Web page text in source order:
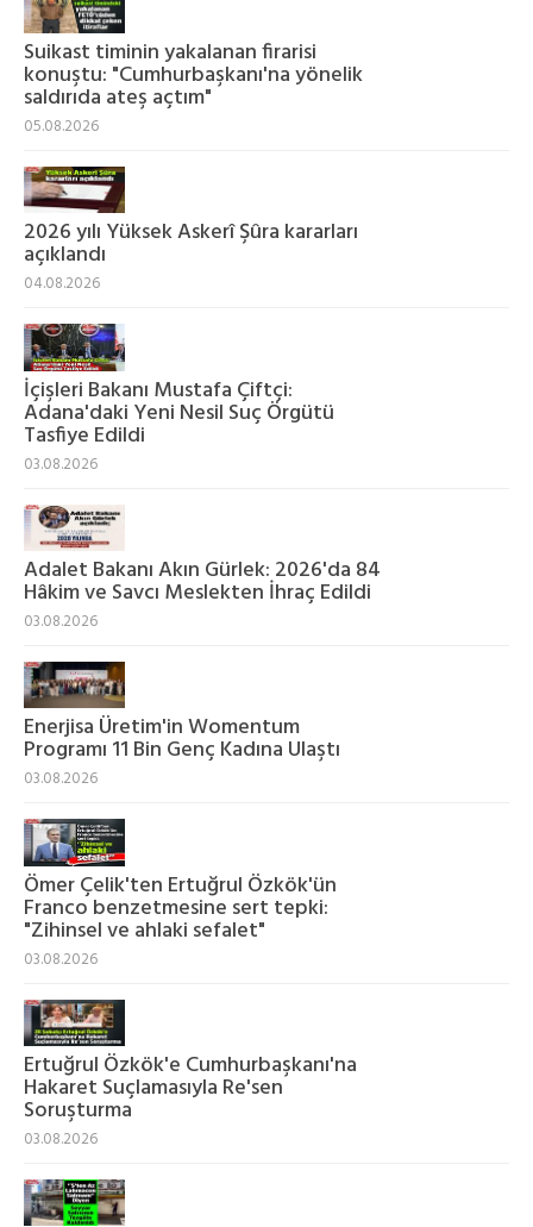
Suikast timinin yakalanan firarisi
konuştu: "Cumhurbaşkanı'na yönelik
saldırıda ateş açtım"
05.08.2026
2026 yılı Yüksek Askerî Şûra kararları
açıklandı
04.08.2026
İçişleri Bakanı Mustafa Çiftçi:
Adana'daki Yeni Nesil Suç Örgütü
Tasfiye Edildi
03.08.2026
Adalet Bakanı Akın Gürlek: 2026'da 84
Hâkim ve Savcı Meslekten İhraç Edildi
03.08.2026
Enerjisa Üretim'in Womentum
Programı 11 Bin Genç Kadına Ulaştı
03.08.2026
Ömer Çelik'ten Ertuğrul Özkök'ün
Franco benzetmesine sert tepki:
"Zihinsel ve ahlaki sefalet"
03.08.2026
Ertuğrul Özkök'e Cumhurbaşkanı'na
Hakaret Suçlamasıyla Re'sen
Soruşturma
03.08.2026